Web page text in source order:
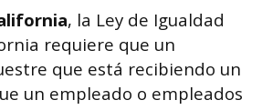
, la Ley de Igualdad
requiere que un
que está recibiendo un
un empleado o empleados